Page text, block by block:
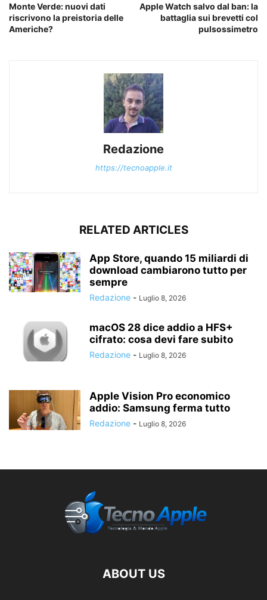
Monte Verde: nuovi dati
riscrivono la preistoria delle
Americhe?
Apple Watch salvo dal ban: la
battaglia sui brevetti col
pulsossimetro
Redazione
https://tecnoapple.it
RELATED ARTICLES
App Store, quando 15 miliardi di
download cambiarono tutto per
sempre
Redazione - Luglio 8, 2026
macOS 28 dice addio a HFS+
cifrato: cosa devi fare subito
Redazione - Luglio 8, 2026
Apple Vision Pro economico
addio: Samsung ferma tutto
Redazione - Luglio 8, 2026
ABOUT US